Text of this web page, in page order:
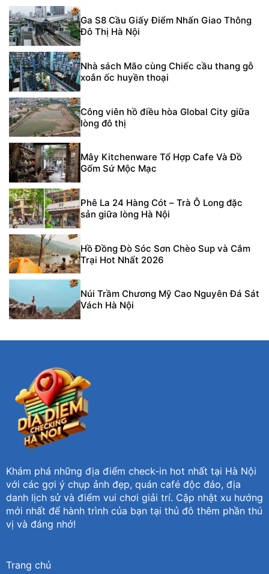
Ga S8 Cầu Giấy Điểm Nhấn Giao Thông
Đô Thị Hà Nội
Nhà sách Mão cùng Chiếc cầu thang gỗ
xoắn ốc huyền thoại
Công viên hồ điều hòa Global City giữa
lòng đô thị
Mây Kitchenware Tổ Hợp Cafe Và Đồ
Gốm Sứ Mộc Mạc
Phê La 24 Hàng Cót – Trà Ô Long đặc
sản giữa lòng Hà Nội
Hồ Đồng Đò Sóc Sơn Chèo Sup và Cắm
Trại Hot Nhất 2026
Núi Trầm Chương Mỹ Cao Nguyên Đá Sát
Vách Hà Nội
Khám phá những địa điểm check-in hot nhất tại Hà Nội
với các gợi ý chụp ảnh đẹp, quán café độc đáo, địa
danh lịch sử và điểm vui chơi giải trí. Cập nhật xu hướng
mới nhất để hành trình của bạn tại thủ đô thêm phần thú
vị và đáng nhớ!
Trang chủ